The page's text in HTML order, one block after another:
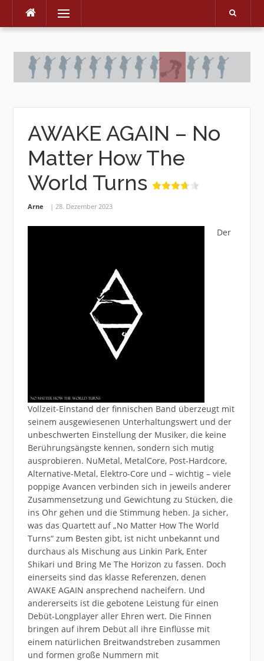
Skip
Menu
AWAKE AGAIN – No
Matter How The
World Turns
Arne 28. Dezember 2023
Der
Vollzeit-Einstand der finnischen Band überzeugt mit
seinem ausgewiesenen Unterhaltungswert und der
unbeschwerten Einstellung der Musiker, die keine
Berührungsängste kennen, sondern sich mutig
ausprobieren. NuMetal, MetalCore, Post-Hardcore,
Alternative-Metal, Elektro-Core und – wichtig – viele
poppige Avancen verbinden sich in jeweils anderer
Zusammensetzung und Gewichtung zu Stücken, die
ins Ohr gehen und die Stimmung heben. Ja sicher,
was das Quartett auf „No Matter How The World
Turns“ zum Besten gibt, ist nicht unbekannt und
durchaus als Mischung aus Linkin Park, Enter
Shikari und Bring Me The Horizon zu fassen. Doch
einerseits sind das klasse Referenzen, denen
AWAKE AGAIN ansprechend nacheifern. Und
andererseits ist die gebotene Leistung für einen
Debüt-Longplayer aller Ehren wert. Die Finnen
bringen auf ihrem Debüt all ihre Einflüsse mit
einem natürlichen Breitwandstreben zusammen
und formen große Nummern mit